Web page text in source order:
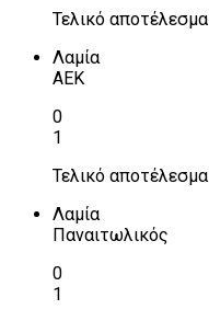
Τελικό αποτέλεσμα
Λαμία
ΑΕΚ
0
1
Τελικό αποτέλεσμα
Λαμία
Παναιτωλικός
0
1